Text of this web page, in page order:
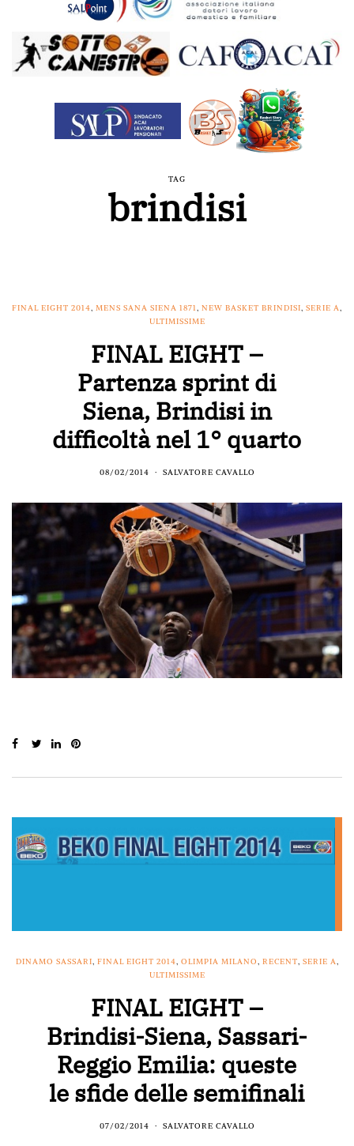
TAG
brindisi
FINAL EIGHT 2014, MENS SANA SIENA 1871, NEW BASKET BRINDISI, SERIE A,
ULTIMISSIME
FINAL EIGHT –
Partenza sprint di
Siena, Brindisi in
difficoltà nel 1° quarto
08/02/2014 SALVATORE CAVALLO
DINAMO SASSARI, FINAL EIGHT 2014, OLIMPIA MILANO, RECENT, SERIE A,
ULTIMISSIME
FINAL EIGHT –
Brindisi-Siena, Sassari-
Reggio Emilia: queste
le sfide delle semifinali
07/02/2014 SALVATORE CAVALLO